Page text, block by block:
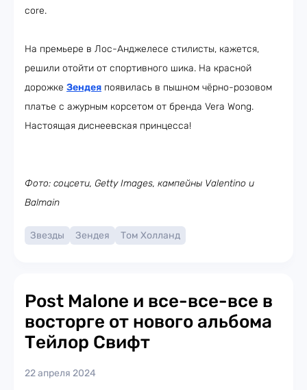
core.
На премьере в Лос-Анджелесе стилисты, кажется,
решили отойти от спортивного шика. На красной
дорожке Зендея появилась в пышном чёрно-розовом
платье с ажурным корсетом от бренда Vera Wong.
Настоящая диснеевская принцесса!
Фото: соцсети, Getty Images, кампейны Valentino и
Balmain
Звезды Зендея Том Холланд
Post Malone и все-все-все в
восторге от нового альбома
Тейлор Свифт
22 апреля 2024